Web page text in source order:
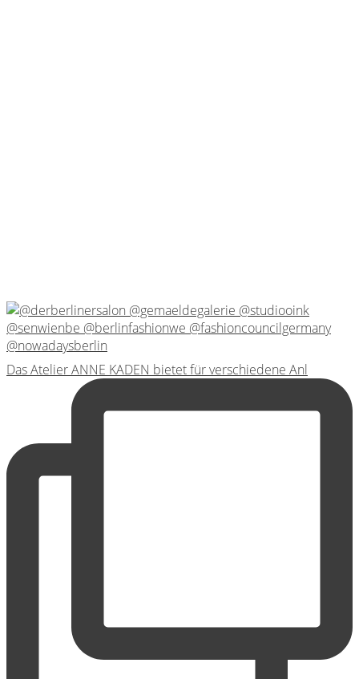
Das Atelier ANNE KADEN bietet für verschiedene Anl